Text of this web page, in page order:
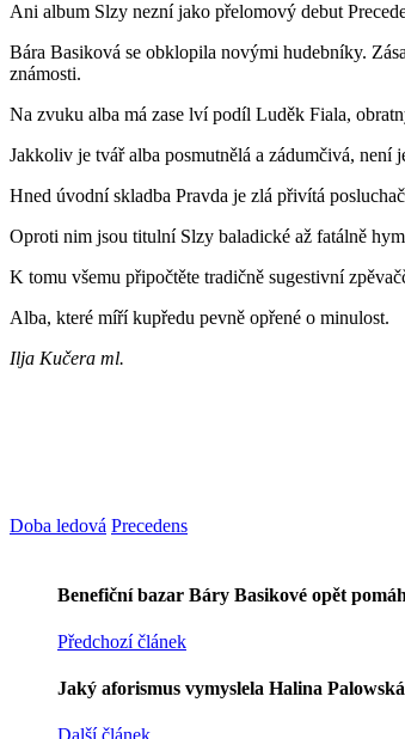
Ani album Slzy nezní jako přelomový debut
Bára Basiková se obklopila novými hudebníky.
známosti.
Na zvuku alba má zase lví podíl Luděk Fiala,
Jakkoliv je tvář alba posmutnělá a zádumčivá, není
Hned úvodní skladba Pravda je zlá přivítá
Oproti nim jsou titulní Slzy baladické až fatálně
K tomu všemu připočtěte tradičně sugestivní
Alba, které míří kupředu pevně opřené o minulost.
Ilja Kučera ml.
Doba ledová Precedens
Benefiční bazar Báry Basikové opět
Předchozí článek
Jaký aforismus vymyslela Halina